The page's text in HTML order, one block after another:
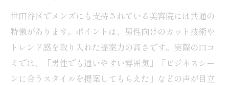
世田谷区でメンズにも支持されている美容院には共通の
特徴があります。ポイントは、男性向けのカット技術や
トレンド感を取り入れた提案力の高さです。実際の口コ
ミでは、「男性でも通いやすい雰囲気」「ビジネスシー
ンに合うスタイルを提案してもらえた」などの声が目立